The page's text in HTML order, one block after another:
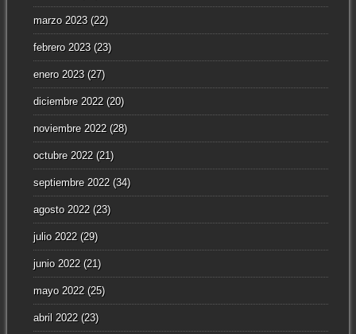
marzo 2023(22)
febrero 2023(23)
enero 2023(27)
diciembre 2022(20)
noviembre 2022(28)
octubre 2022(21)
septiembre 2022(34)
agosto 2022(23)
julio 2022(29)
junio 2022(21)
mayo 2022(25)
abril 2022(23)